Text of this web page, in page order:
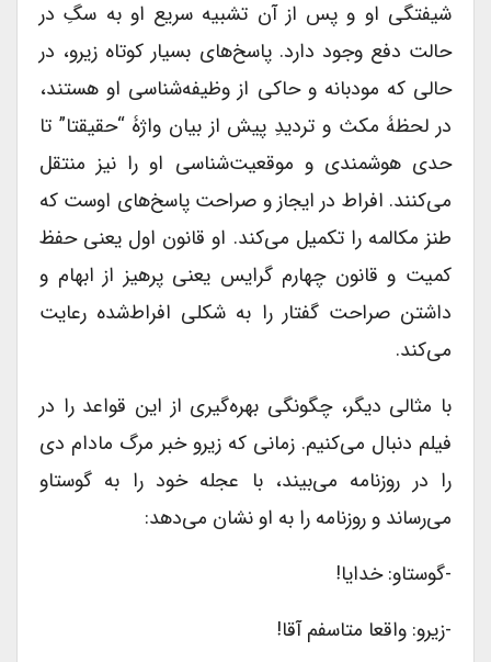
شیفتگی او و پس از آن تشبیه سریع او به سگِ در
حالت دفع وجود دارد. پاسخ‌های بسیار کوتاه زیرو، در
حالی که مودبانه و حاکی از وظیفه‌شناسی او هستند،
در لحظۀ مکث و تردیدِ پیش از بیان واژۀ “حقیقتا” تا
حدی هوشمندی و موقعیت‌شناسی او را نیز منتقل
می‌کنند. افراط در ایجاز و صراحت پاسخ‌های اوست که
طنز مکالمه را تکمیل می‌کند. او قانون اول یعنی حفظ
کمیت و قانون چهارم گرایس یعنی پرهیز از ابهام و
داشتن صراحت گفتار را به شکلی افراط‌شده رعایت
می‌کند.
با مثالی دیگر، چگونگی بهره‌گیری از این قواعد را در
فیلم دنبال می‌کنیم. زمانی که زیرو خبر مرگ مادام دی
را در روزنامه می‌بیند، با عجله خود را به گوستاو
می‌رساند و روزنامه را به او نشان می‌دهد:
-گوستاو: خدایا!
-زیرو: واقعا متاسفم آقا!